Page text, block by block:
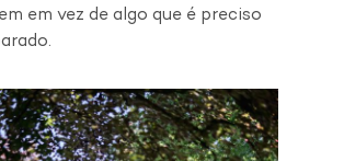
em vez de algo que é preciso